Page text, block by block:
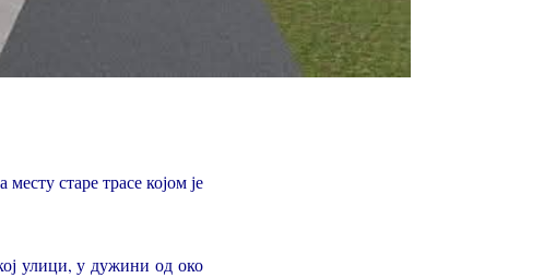
месту старе трасе којом је
улици, у дужини од око